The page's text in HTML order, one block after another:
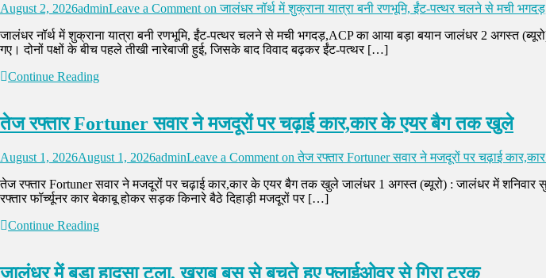
August 2, 2026adminLeave a Comment on जालंधर नॉर्थ में शुक्राना यात्रा बनी रणभूमि, ईंट-पत्थर चलने से मची
जालंधर नॉर्थ में शुक्राना यात्रा बनी रणभूमि, ईंट-पत्थर चलने से मची भगदड़,ACP का आया बड़ा बयान जालंधर 2 अगस्त
गए। दोनों पक्षों के बीच पहले तीखी नारेबाजी हुई, जिसके बाद विवाद बढ़कर ईंट-पत्थर […]
Continue Reading
तेज रफ्तार Fortuner सवार ने मजदूरों पर चढ़ाई कार,कार के एयर बैग तक खुले
August 1, 2026August 1, 2026adminLeave a Comment on तेज रफ्तार Fortuner सवार ने मजदूरों पर चढ़ाई
तेज रफ्तार Fortuner सवार ने मजदूरों पर चढ़ाई कार,कार के एयर बैग तक खुले जालंधर 1 अगस्त (ब्यूरो) : जालंधर में
रफ्तार फॉर्च्यूनर कार बेकाबू होकर सड़क किनारे बैठे दिहाड़ी मजदूरों पर […]
Continue Reading
जालंधर में बड़ा हादसा टला, खराब बस से बचते हुए फ्लाईओवर से गिरा ट्रक